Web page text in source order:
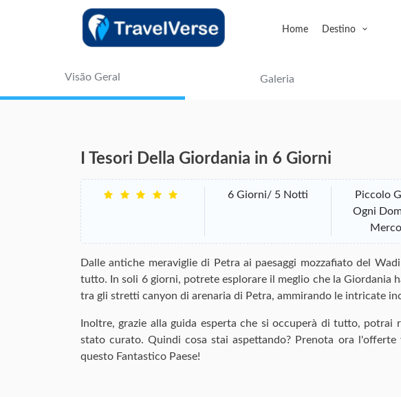
Home Destino
Visão Geral Galeria
I Tesori Della Giordania in 6 Giorni
6 Giorni/ 5 Notti
Piccolo
Ogni
Dalle antiche meraviglie di Petra ai paesaggi mozzafiato del
tutto. In soli 6 giorni, potrete esplorare il meglio che la Giordania
tra gli stretti canyon di arenaria di Petra, ammirando le intricate
Inoltre, grazie alla guida esperta che si occuperà di tutto, potrai
stato curato. Quindi cosa stai aspettando? Prenota ora l'offerte
questo Fantastico Paese!